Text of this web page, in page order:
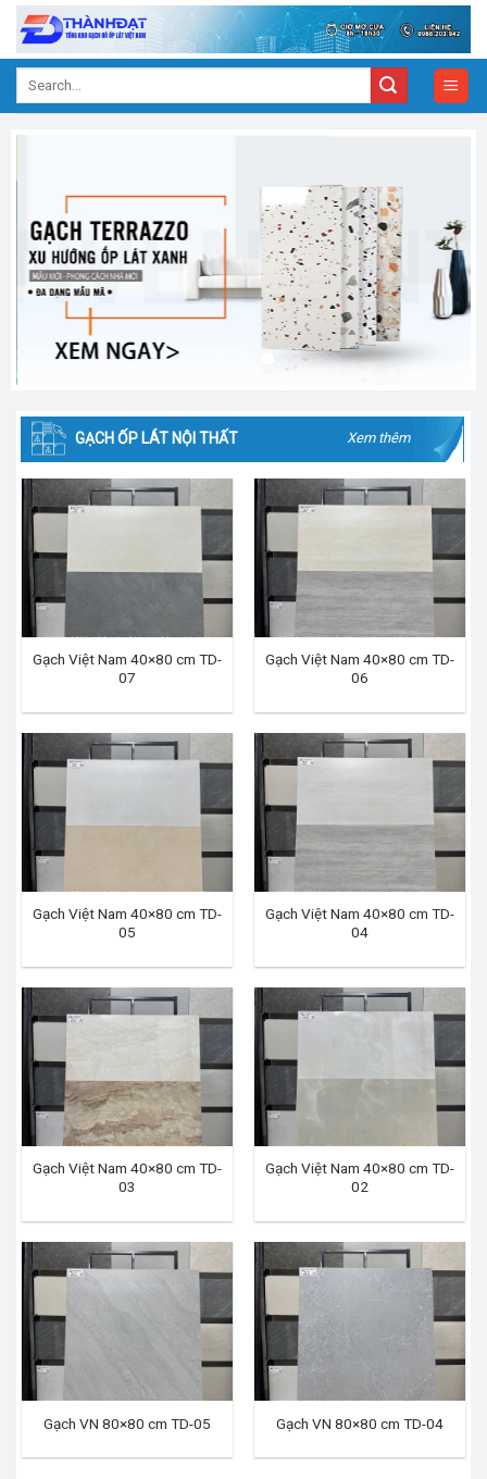
Skip
content
GẠCH ỐP LÁT NỘI THẤT Xem thêm
Gạch Việt Nam 40×80 cm TD-
07
Gạch Việt Nam 40×80 cm TD-
06
Gạch Việt Nam 40×80 cm TD-
05
Gạch Việt Nam 40×80 cm TD-
04
Gạch Việt Nam 40×80 cm TD-
03
Gạch Việt Nam 40×80 cm TD-
02
Gạch VN 80×80 cm TD-05 Gạch VN 80×80 cm TD-04